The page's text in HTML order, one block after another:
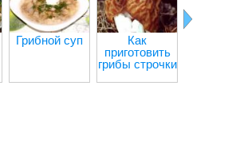
Грибной суп
Как
приготовить
грибы строчки